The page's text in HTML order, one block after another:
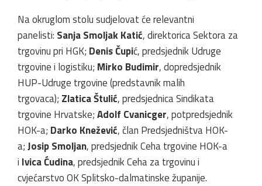
Na okruglom stolu sudjelovat će relevantni
panelisti: Sanja Smoljak Katić, direktorica Sektora za
trgovinu pri HGK; Denis Čupić, predsjednik Udruge
trgovine i logistiku; Mirko Budimir, dopredsjednik
HUP-Udruge trgovine (predstavnik malih
trgovaca); Zlatica Štulić, predsjednica Sindikata
trgovine Hrvatske;Adolf Cvanicger, potpredsjednik
HOK-a; Darko Knežević, član Predsjedništva HOK-
a;Josip Smoljan, predsjednik Ceha trgovine HOK-a
i Ivica Ćudina, predsjednik Ceha za trgovinu i
cvjećarstvo OK Splitsko-dalmatinske županije.